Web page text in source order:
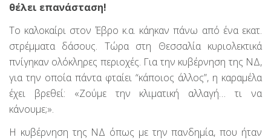
θέλει επανάσταση!
Το καλοκαίρι στον Έβρο κ.α. κάηκαν πάνω από ένα εκατ.
στρέμματα δάσους. Τώρα στη Θεσσαλία κυριολεκτικά
πνίγηκαν ολόκληρες περιοχές. Για την κυβέρνηση της ΝΔ,
για την οποία πάντα φταίει “κάποιος άλλος”, η καραμέλα
έχει βρεθεί: «Ζούμε την κλιματική αλλαγή… τι να
κάνουμε;».
Η κυβέρνηση της ΝΔ όπως με την πανδημία, που ήταν